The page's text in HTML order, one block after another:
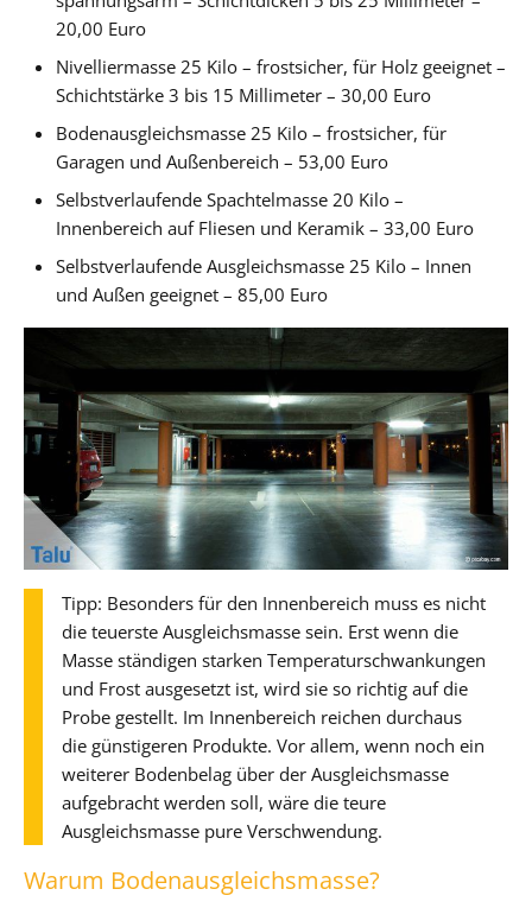
20,00 Euro
Nivelliermasse 25 Kilo – frostsicher, für Holz geeignet –
Schichtstärke 3 bis 15 Millimeter – 30,00 Euro
Bodenausgleichsmasse 25 Kilo – frostsicher, für
Garagen und Außenbereich – 53,00 Euro
Selbstverlaufende Spachtelmasse 20 Kilo –
Innenbereich auf Fliesen und Keramik – 33,00 Euro
Selbstverlaufende Ausgleichsmasse 25 Kilo – Innen
und Außen geeignet – 85,00 Euro
Tipp: Besonders für den Innenbereich muss es nicht
die teuerste Ausgleichsmasse sein. Erst wenn die
Masse ständigen starken Temperaturschwankungen
und Frost ausgesetzt ist, wird sie so richtig auf die
Probe gestellt. Im Innenbereich reichen durchaus
die günstigeren Produkte. Vor allem, wenn noch ein
weiterer Bodenbelag über der Ausgleichsmasse
aufgebracht werden soll, wäre die teure
Ausgleichsmasse pure Verschwendung.
Warum Bodenausgleichsmasse?